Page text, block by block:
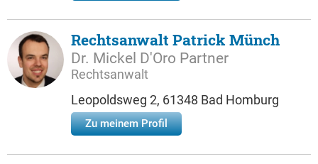
Rechtsanwalt Patrick Münch
Dr. Mickel D'Oro Partner
Rechtsanwalt
Leopoldsweg 2, 61348 Bad Homburg
Zu meinem Profil